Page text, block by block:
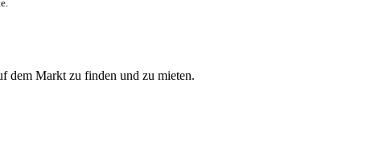
dem Markt zu finden und zu mieten.